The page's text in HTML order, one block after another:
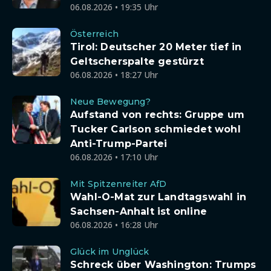
06.08.2026 • 19:35 Uhr
Österreich
Tirol: Deutscher 20 Meter tief in
Geltscherspalte gestürzt
06.08.2026 • 18:27 Uhr
Neue Bewegung?
Aufstand von rechts: Gruppe um
Tucker Carlson schmiedet wohl
Anti-Trump-Partei
06.08.2026 • 17:10 Uhr
Mit Spitzenreiter AfD
Wahl-O-Mat zur Landtagswahl in
Sachsen-Anhalt ist online
06.08.2026 • 16:28 Uhr
Glück im Unglück
Schreck über Washington: Trumps